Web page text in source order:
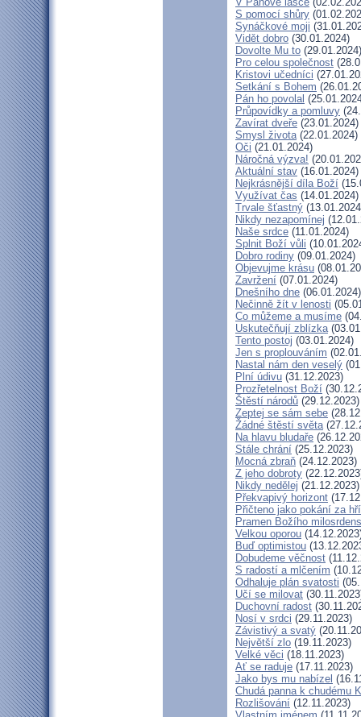
S pomocí shůry
Synáčkové moji
Vidět dobro (30.01.2024)
Dovolte Mu to (29.01.2024)
Pro celou společnost
Kristovi učedníci
Setkání s Bohem
Pán ho povolal
Průpovídky a pomluvy
Zavírat dveře (23.01.2024)
Smysl života(22.01.2024)
Oči (21.01.2024)
Náročná výzva!
Aktuální stav (16.01.2024)
Nejkrásnější díla Boží
Využívat čas (14.01.2024)
Trvale šťastný
Nikdy nezapomínej
Naše srdce (11.01.2024)
Splnit Boží vůli
Dobro rodiny (09.01.2024)
Objevujme krásu
Zavržení (07.01.2024)
Dnešního dne (06.01.2024)
Nečinně žít v lenosti
Co můžeme a musíme
Uskutečňují zblízka
Tento postoj (03.01.2024)
Jen s proplouváním
Nastal nám den veselý
Plní údivu (31.12.2023)
Prozřetelnost Boží
Štěstí národů (29.12.2023)
Zeptej se sám sebe
Žádné štěstí světa
Na hlavu bludaře
Stále chrání (25.12.2023)
Mocná zbraň (24.12.2023)
Z jeho dobroty
Nikdy nedělej (21.12.2023)
Překvapivý horizont
Přičteno jako pokání za
Pramen Božího
Velkou oporou
Buď optimistou
Dobudeme věčnost
S radostí a mlčením
Odhaluje plán svatosti
Učí se milovat
Duchovní radost
Nosí v srdci (29.11.2023)
Závistivý a svatý
Největší zlo (19.11.2023)
Velké věci (18.11.2023)
Ať se raduje (17.11.2023)
Jako bys mu nabízel
Chudá panna k chudému
Rozlišování (12.11.2023)